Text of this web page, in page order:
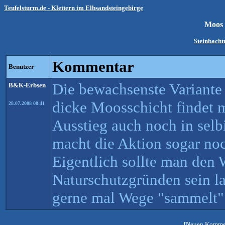
Teufelsturm.de - Klettern im Elbsandsteingebirge
Benutzer Kommentar
B&K-Erbsen
28.07.2008 08:41
Die bewachsenste
dicke Moosschicht findet
Ausstieg auch noch in
macht die Aktion sogar
Eigentlich sollte man den
Naturschutzgründen sein
gerne mal Wege